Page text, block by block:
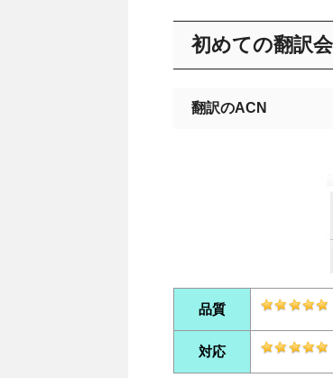
初めての翻訳
翻訳のACN
品質
対応